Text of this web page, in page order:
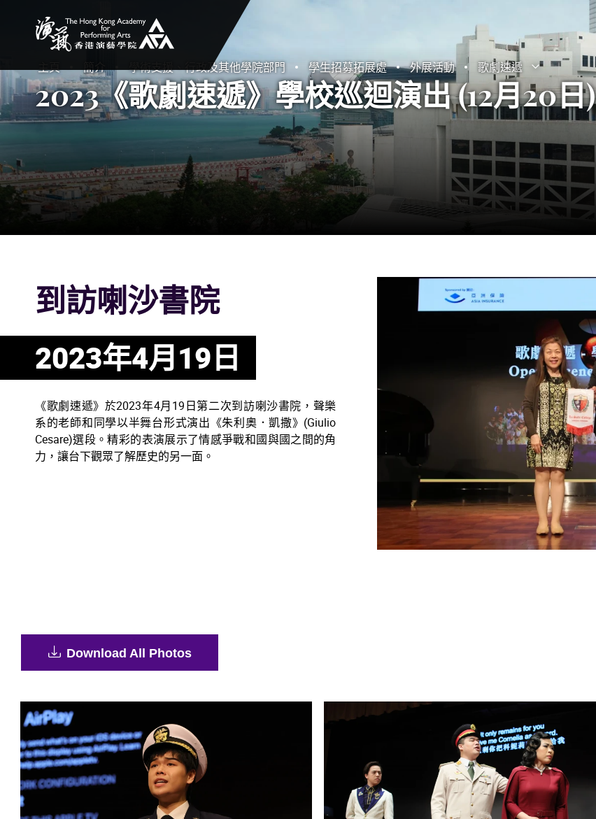
主頁 簡介 學術支援、行政及其他學院部門 學生招募拓展處 外展活動 歌劇速遞 打開子選單
關閉子選單
2023《歌劇速遞》學校巡迴演出 (12月20日)
到訪喇沙書院
2023年4月19日
《歌劇速遞》於2023年4月19日第二次到訪喇沙書院，聲樂
系的老師和同學以半舞台形式演出《朱利奧．凱撒》(Giulio
Cesare)選段。精彩的表演展示了情感爭戰和國與國之間的角
力，讓台下觀眾了解歷史的另一面。
Download All Photos